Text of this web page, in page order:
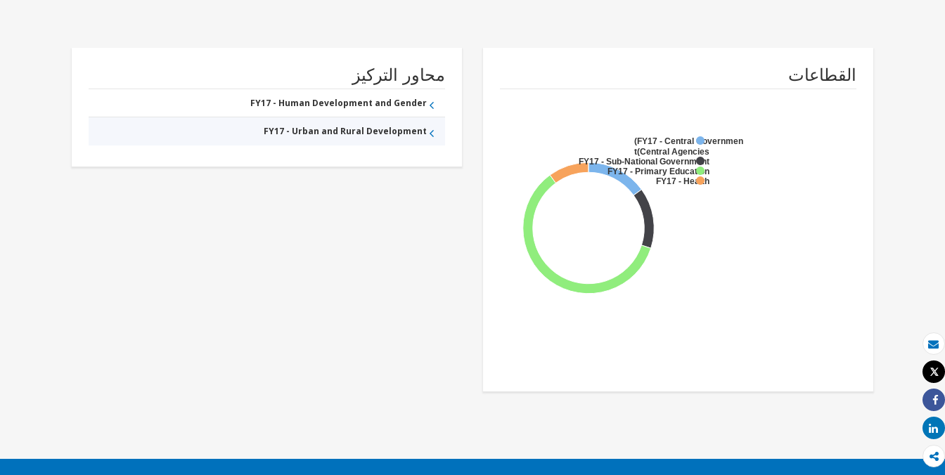
بريد الكتروني
طباعة
Tweet
Share
Share
القطاعات
FY17 - Central Government
(Central Agencies
)
FY17 - Sub-National Government
FY17 - Primary Education
FY17 - Health
محاور التركيز
FY17 - Human Development and Gender
FY17 - Urban and Rural Development